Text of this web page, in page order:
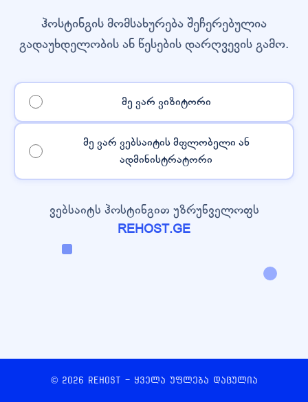
ჰოსტინგის მომსახურება შეჩერებულია
გადაუხდელობის ან წესების დარღვევის გამო.
მე ვარ ვიზიტორი
მე ვარ ვებსაიტის მფლობელი ან
ადმინისტრატორი
ვებსაიტს ჰოსტინგით უზრუნველოფს
REHOST.GE
© 2026 REHOST - ყველა უფლება დაცულია